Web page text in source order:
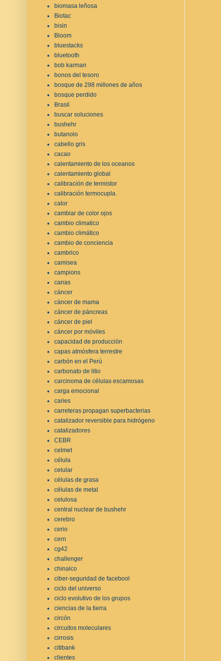
biomasa leñosa
Biotac
bisin
Bloom
bluestacks
bluetooth
bob karman
bonos del tesoro
bosque de 298 millones de años
bosque perdido
Brasil
buscar soluciones
bushehr
butanolo
cabello gris
cacao
calentamiento de los oceanos
calentamiento global
calibración de termistor
calibración termocupla.
calor
cambiar de color ojos
cambio climatico
cambio climático
cambio de conciencia
cambrico
camisea
campions
canas
cáncer
cáncer de mama
cáncer de páncreas
cáncer de piel
cáncer por móviles
capacidad de producción
capas atmósfera terrestre
carbón en el Perú
carbonato de litio
carcinoma de células escamosas
carga emocional
caries
carreteras propagan superbacterias
catalizador reversible para hidrógeno
catalizadores
CEBR
celmet
célula
celular
células de grasa
células de metal
celulosa
central nuclear de bushehr
cerebro
cerio
cern
cg42
challenger
chinalco
ciber-seguridad de facebool
ciclo del universo
ciclo evolutivo de los grupos
ciencias de la tierra
circón
circuitos moleculares
cirrosis
citibank
clientes